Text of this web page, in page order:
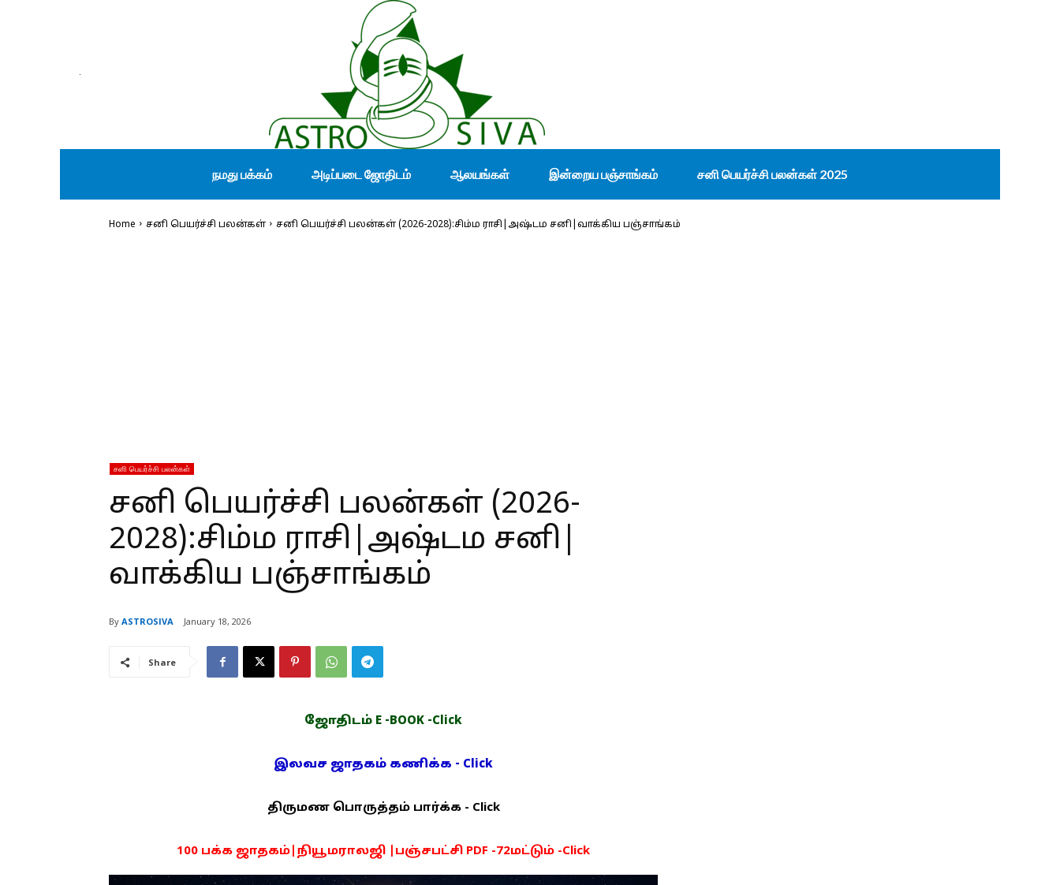
நமது பக்கம் அடிப்படை ஜோதிடம் ஆலயங்கள் இன்றைய பஞ்சாங்கம் சனி பெயர்ச்சி பலன்கள் 2025
Home சனி பெயர்ச்சி பலன்கள் சனி பெயர்ச்சி பலன்கள் (2026-2028):சிம்ம ராசி|அஷ்டம சனி|வாக்கிய பஞ்சாங்கம்
சனி பெயர்ச்சி பலன்கள்
சனி பெயர்ச்சி பலன்கள் (2026-
2028):சிம்ம ராசி|அஷ்டம சனி|
வாக்கிய பஞ்சாங்கம்
By ASTROSIVA January 18, 2026
Share
ஜோதிடம் E -BOOK -Click
இலவச ஜாதகம் கணிக்க - Click
திருமண பொருத்தம் பார்க்க - Click
100 பக்க ஜாதகம்|நியூமராலஜி |பஞ்சபட்சி PDF -72மட்டும் -Click